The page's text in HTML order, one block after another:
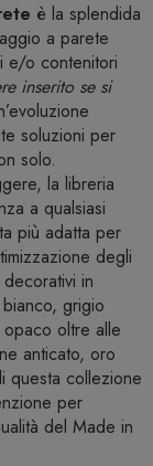
è la splendida
a parete
e/o contenitori
inserito se si
soluzioni per
solo.
la libreria
a qualsiasi
più adatta per
degli
in
grigio
oltre alle
anticato, oro
questa collezione
per
del Made in